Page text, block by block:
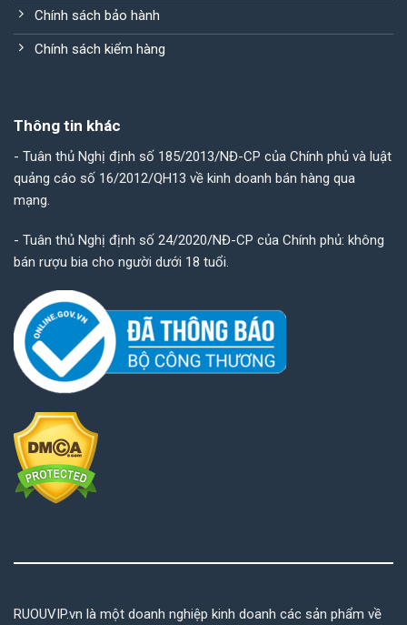
Chính sách bảo hành
Chính sách kiểm hàng
Thông tin khác
- Tuân thủ Nghị định số 185/2013/NĐ-CP của Chính phủ và luật
quảng cáo số 16/2012/QH13 về kinh doanh bán hàng qua
mạng.
- Tuân thủ Nghị định số 24/2020/NĐ-CP của Chính phủ: không
bán rượu bia cho người dưới 18 tuổi.
RUOUVIP.vn là một doanh nghiệp kinh doanh các sản phẩm về